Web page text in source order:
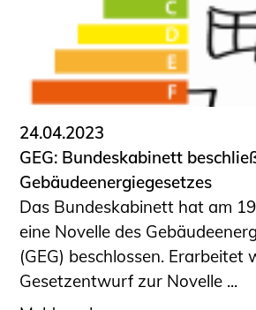
24.04.2023
GEG: Bundeskabinett
Gebäudeenergiegesetzes
Das Bundeskabinett hat am
eine Novelle des
(GEG) beschlossen. Erarbeitet
Gesetzentwurf zur Novelle ...